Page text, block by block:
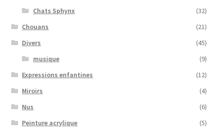
Chats Sphynx
(32)
Chouans
(21)
Divers
(45)
musique
(9)
Expressions enfantines
(12)
Miroirs
(4)
Nus
(6)
Peinture acrylique
(5)